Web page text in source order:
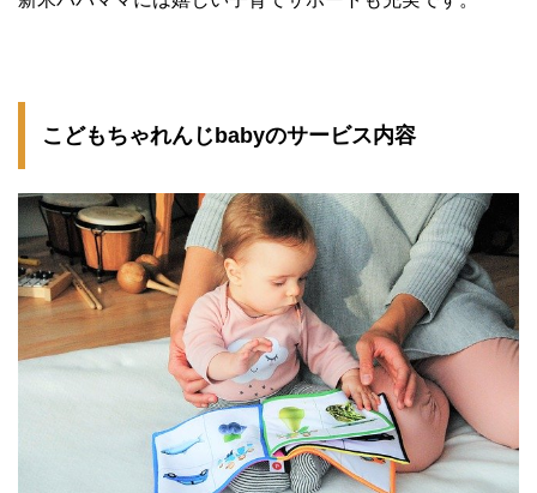
こどもちゃれんじbabyのサービス内容